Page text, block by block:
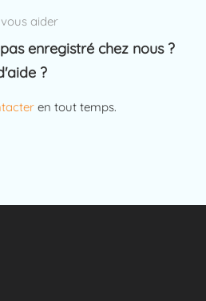
aider
enregistré chez nous ?
?
en tout temps.